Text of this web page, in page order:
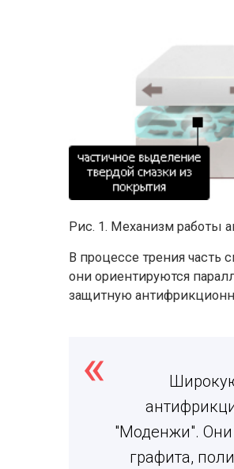
Рис. 1. Механизм работы
В процессе трения часть
они ориентируются
защитную
"Моденжи". Они
графита,